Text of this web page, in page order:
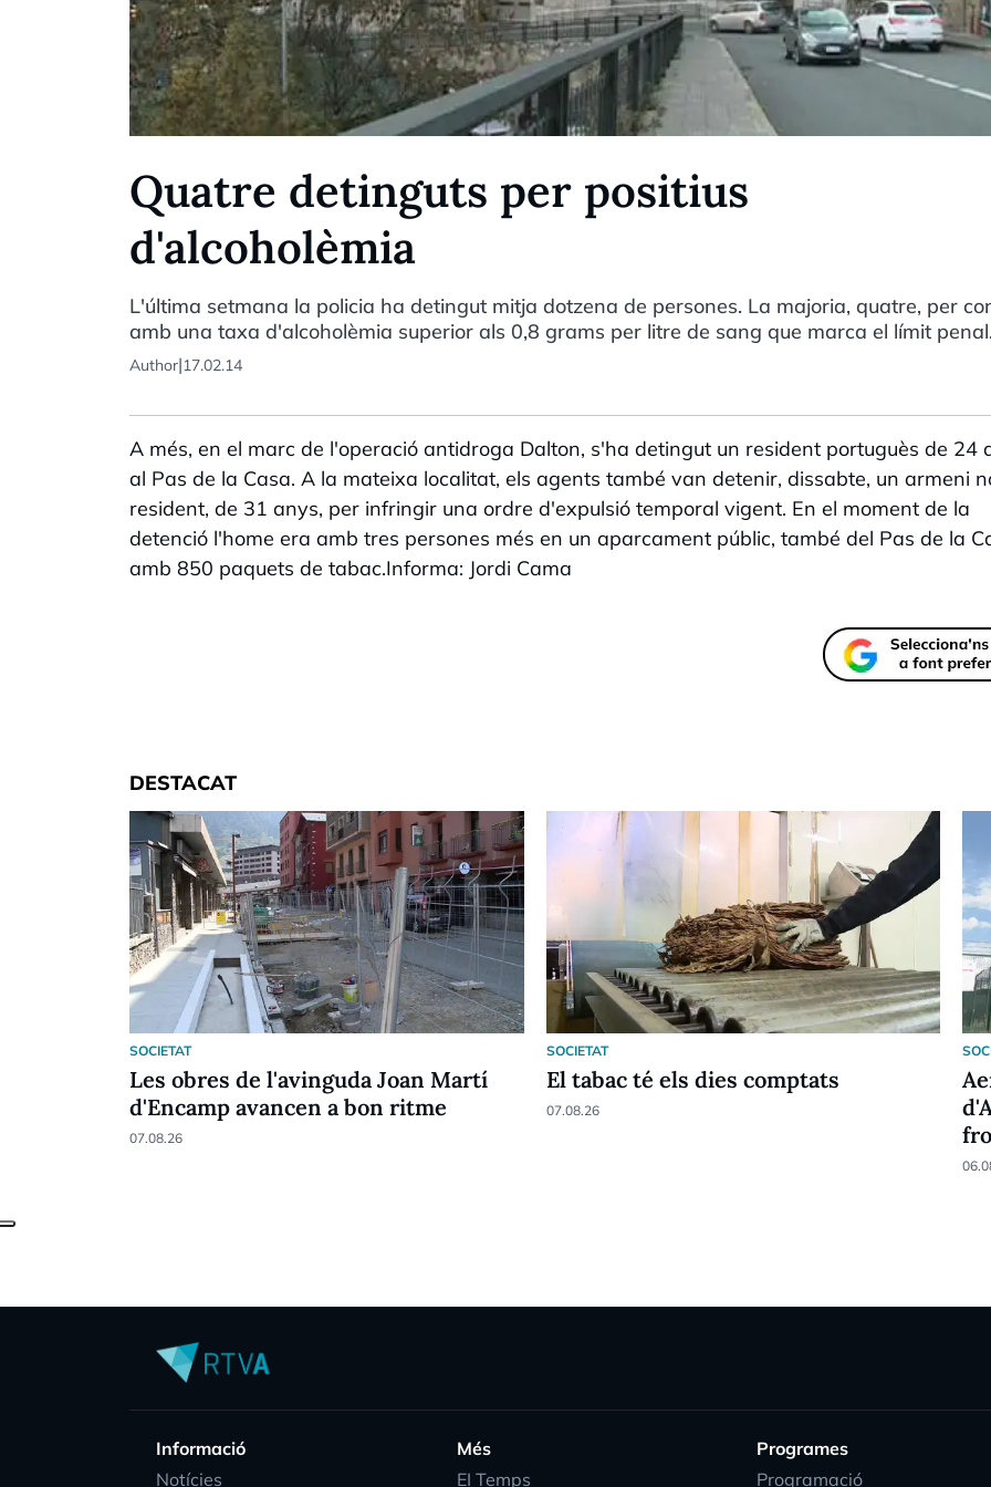
Quatre detinguts per positius
d'alcoholèmia
L'última setmana la policia ha detingut mitja dotzena de persones. La majoria, quatre, per
amb una taxa d'alcoholèmia superior als 0,8 grams per litre de sang que marca el límit
Author|17.02.14
A més, en el marc de l'operació antidroga Dalton, s'ha detingut un resident portuguès de 24
al Pas de la Casa. A la mateixa localitat, els agents també van detenir, dissabte, un armeni
resident, de 31 anys, per infringir una ordre d'expulsió temporal vigent. En el moment de la
detenció l'home era amb tres persones més en un aparcament públic, també del Pas de la
amb 850 paquets de tabac.Informa: Jordi Cama
DESTACAT
SOCIETAT
Les obres de l'avinguda Joan Martí
d'Encamp avancen a bon ritme
07.08.26
SOCIETAT
El tabac té els dies comptats
07.08.26
Informació
Notícies
Més
EI Temps
Programes
Programació